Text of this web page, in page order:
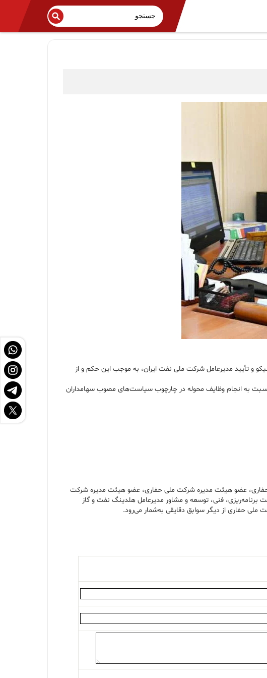
و تأیید مدیرعامل شرکت ملی نفت ایران، به‌ موجب این حکم و از
نسبت به انجام وظایف محوله در چارچوب سیاست‌های مصوب سهامداران
عضو هیئت مدیره شرکت ملی حفاری، عضو هیئت مدیره شرکت
فنی، توسعه و مشاور مدیرعامل هلدینگ نفت و گاز
ملی حفاری از دیگر سوابق دقایقی به‌شمار می‌رود.